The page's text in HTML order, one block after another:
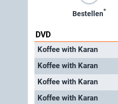
Bestellen*
DVD
Koffee with Karan
Koffee with Karan
Koffee with Karan
Koffee with Karan